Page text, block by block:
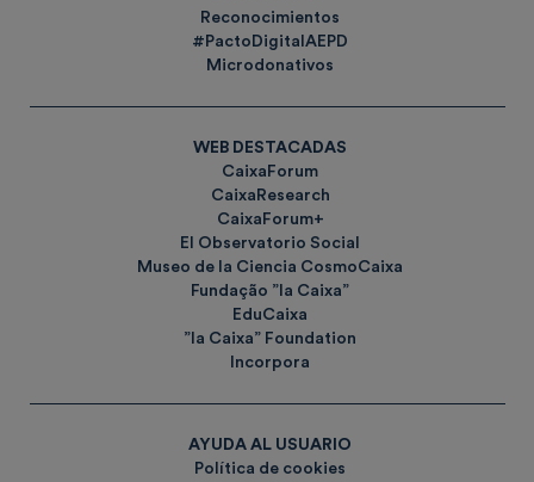
Reconocimientos
#PactoDigitalAEPD
Microdonativos
WEB DESTACADAS
CaixaForum
CaixaResearch
CaixaForum+
El Observatorio Social
Museo de la Ciencia CosmoCaixa
Fundação ”la Caixa”
EduCaixa
”la Caixa” Foundation
Incorpora
AYUDA AL USUARIO
Política de cookies